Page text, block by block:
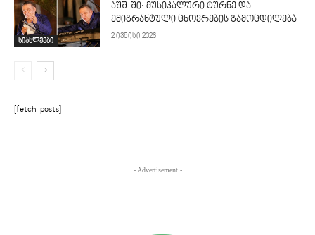
სიახლეები
აშშ-ში: მუსიკალური ტურნე და
ემიგრანტული ცხოვრების გამოცდილება
2 ივნისი 2026
[fetch_posts]
- Advertisement -